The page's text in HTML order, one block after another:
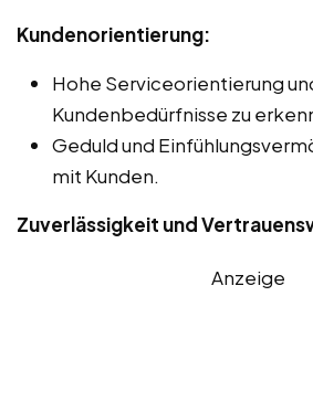
Kundenorientierung:
Hohe Serviceorientierung
Kundenbedürfnisse zu
Geduld und
mit Kunden.
Zuverlässigkeit und
Anzeige